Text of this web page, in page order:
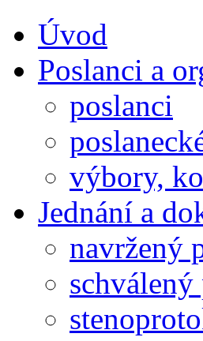
Úvod
Poslanci a
poslanci
výbory,
Jednání a
navržený
schválený